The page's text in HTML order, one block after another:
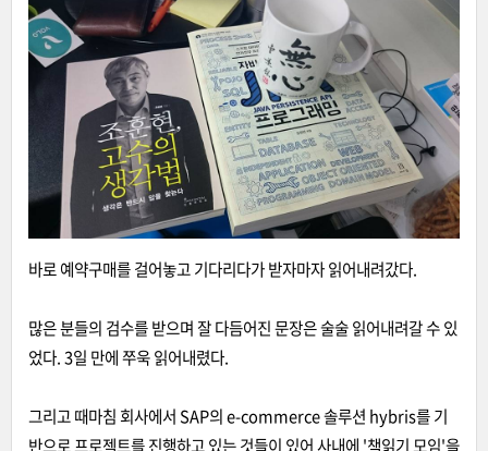
바로 예약구매를 걸어놓고 기다리다가 받자마자 읽어내려갔다.
많은 분들의 검수를 받으며 잘 다듬어진 문장은 술술 읽어내려갈 수 있
었다. 3일 만에 쭈욱 읽어내렸다.
그리고 때마침 회사에서 SAP의 e-commerce 솔루션 hybris를 기
반으로 프로젝트를 진행하고 있는 것들이 있어 사내에 '책읽기 모임'을